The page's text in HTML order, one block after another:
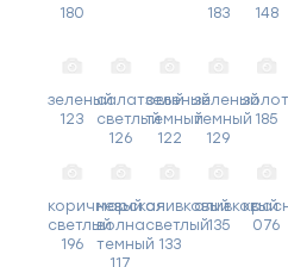
180
183
148
зеленый
123
салатовый
светлый
126
зеленый
темный
122
зеленый
темный
129
185
коричневый
светлый
196
морская
волна
темный
117
оливковый
светлый
133
оливковый
135
076